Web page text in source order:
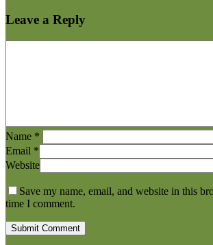
Leave a Reply
Name *
Email *
Website
Save my name, email, and website in this
time I comment.